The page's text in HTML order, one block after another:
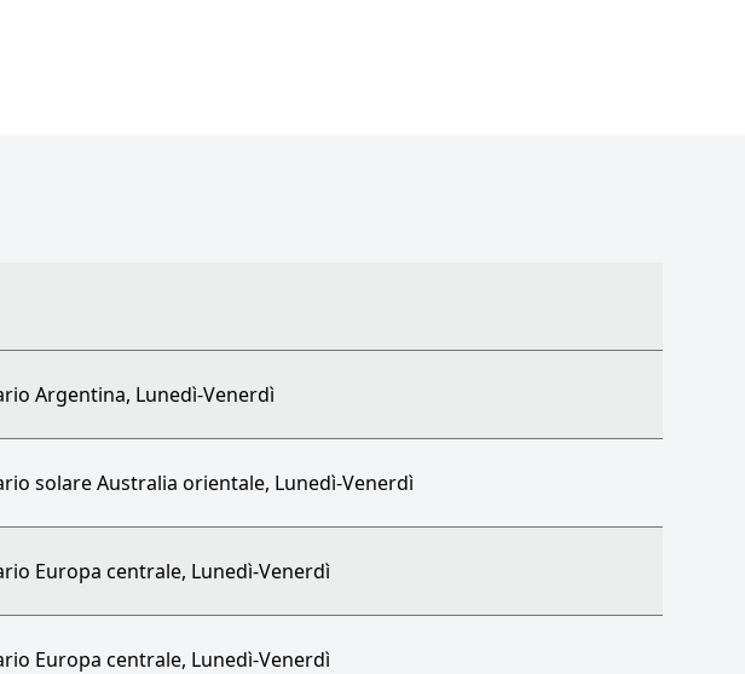
Argentina, Lunedì-Venerdì
solare Australia orientale, Lunedì-Venerdì
Europa centrale, Lunedì-Venerdì
Europa centrale, Lunedì-Venerdì